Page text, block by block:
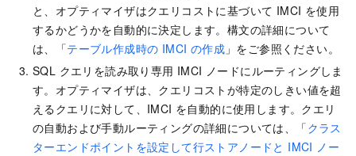
と、オプティマイザはクエリコストに基づいて IMCI を使用
するかどうかを自動的に決定します。構文の詳細について
は、「テーブル作成時の IMCI の作成 」をご参照ください。
SQL クエリを読み取り専用 IMCI ノードにルーティングしま
す。オプティマイザは、クエリコストが特定のしきい値を超
えるクエリに対して、IMCI を自動的に使用します。クエリ
の自動および手動ルーティングの詳細については、「クラス
ターエンドポイントを設定して行ストアノードと IMCI ノー